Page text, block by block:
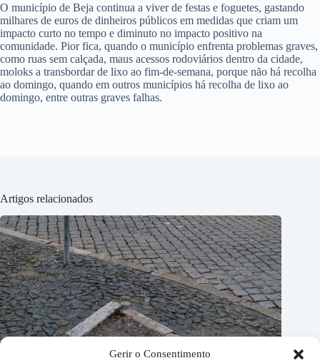
Gerir o Consentimento
O município de Beja continua a viver de festas e foguetes, gastando
milhares de euros de dinheiros públicos em medidas que criam um
impacto curto no tempo e diminuto no impacto positivo na
comunidade. Pior fica, quando o município enfrenta problemas graves,
como ruas sem calçada, maus acessos rodoviários dentro da cidade,
moloks a transbordar de lixo ao fim-de-semana, porque não há recolha
ao domingo, quando em outros municípios há recolha de lixo ao
domingo, entre outras graves falhas.
Artigos relacionados